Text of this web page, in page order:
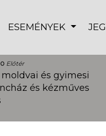
ESEMÉNYEK
Előtér
és gyimesi
és kézműves